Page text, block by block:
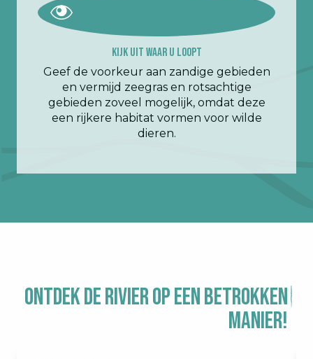
Kijk uit waar u loopt
Geef de voorkeur aan zandige gebieden
en vermijd zeegras en rotsachtige
gebieden zoveel mogelijk, omdat deze
een rijkere habitat vormen voor wilde
dieren.
Ontdek de rivier op een betrokken
manier!